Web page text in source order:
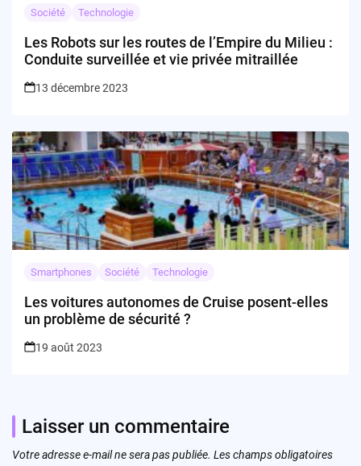
Société Technologie
Les Robots sur les routes de l’Empire du Milieu :
Conduite surveillée et vie privée mitraillée
13 décembre 2023
Smartphones Société Technologie
Les voitures autonomes de Cruise posent-elles
un problème de sécurité ?
19 août 2023
Laisser un commentaire
Votre adresse e-mail ne sera pas publiée. Les champs obligatoires